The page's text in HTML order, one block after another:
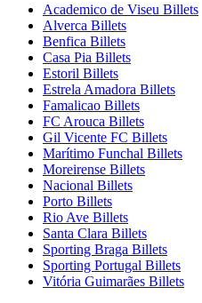
Academico de Viseu Billets
Alverca Billets
Benfica Billets
Casa Pia Billets
Estoril Billets
Estrela Amadora Billets
Famalicao Billets
FC Arouca Billets
Gil Vicente FC Billets
Marítimo Funchal Billets
Moreirense Billets
Nacional Billets
Porto Billets
Rio Ave Billets
Santa Clara Billets
Sporting Braga Billets
Sporting Portugal Billets
Vitória Guimarães Billets